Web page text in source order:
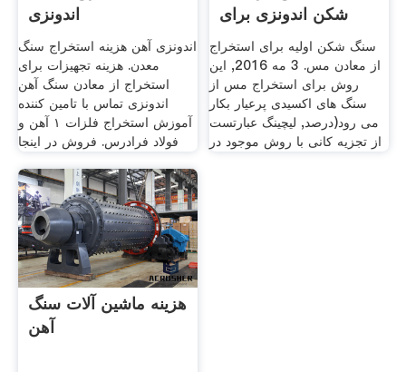
اندونزی
اندونزی آهن هزینه استخراج سنگ
معدن. هزینه تجهیزات برای
استخراج از معادن سنگ آهن
اندونزی تماس با تامین کننده
آموزش استخراج فلزات ۱ آهن و
فولاد فرادرس. فروش در اینجا
شکن اندونزی برای
سنگ شکن اولیه برای استخراج
از معادن مس. 3 مه 2016, این
روش برای استخراج مس از
سنگ های اکسیدی پرعیار بکار
می رود(درصد, لیچینگ عبارتست
از تجزیه کانی با روش موجود در
هزینه ماشین آلات سنگ
آهن